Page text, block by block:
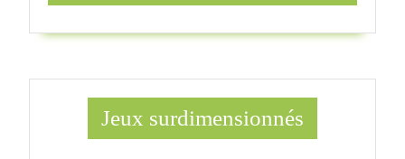
Jeux surdimensionnés